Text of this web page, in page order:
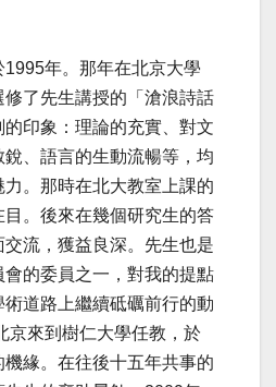
年。那年在北京大學
了先生講授的「滄浪詩話
印象：理論的充實、對文
、語言的生動流暢等，均
。那時在北大教室上課的
。後來在幾個研究生的答
流，獲益良深。先生也是
的委員之一，對我的提點
道路上繼續砥礪前行的動
京來到樹仁大學任教，於
緣。在往後十五年共事的